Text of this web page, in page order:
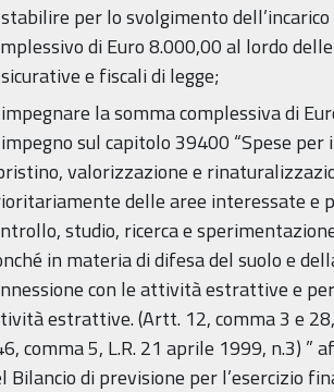
per lo svolgimento
di Euro 8.000,00 al lordo
e fiscali di legge;
la somma complessiva di
sul capitolo 39400 “Spese
valorizzazione e
delle aree interessate e
studio, ricerca e
in materia di difesa del suolo e
con le attività estrattive e
estrattive. (Artt. 12, comma 3 e
comma 5, L.R. 21 aprile 1999, n.3) ”
Bilancio di previsione per l’esercizio